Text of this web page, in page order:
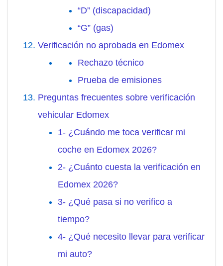
“D” (discapacidad)
“G” (gas)
Verificación no aprobada en Edomex
Rechazo técnico
Prueba de emisiones
Preguntas frecuentes sobre verificación
vehicular Edomex
1- ¿Cuándo me toca verificar mi
coche en Edomex 2026?
2- ¿Cuánto cuesta la verificación en
Edomex 2026?
3- ¿Qué pasa si no verifico a
tiempo?
4- ¿Qué necesito llevar para verificar
mi auto?